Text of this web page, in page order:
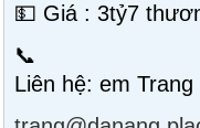
💵 Giá : 3tỷ7
📞
Liên hệ: em